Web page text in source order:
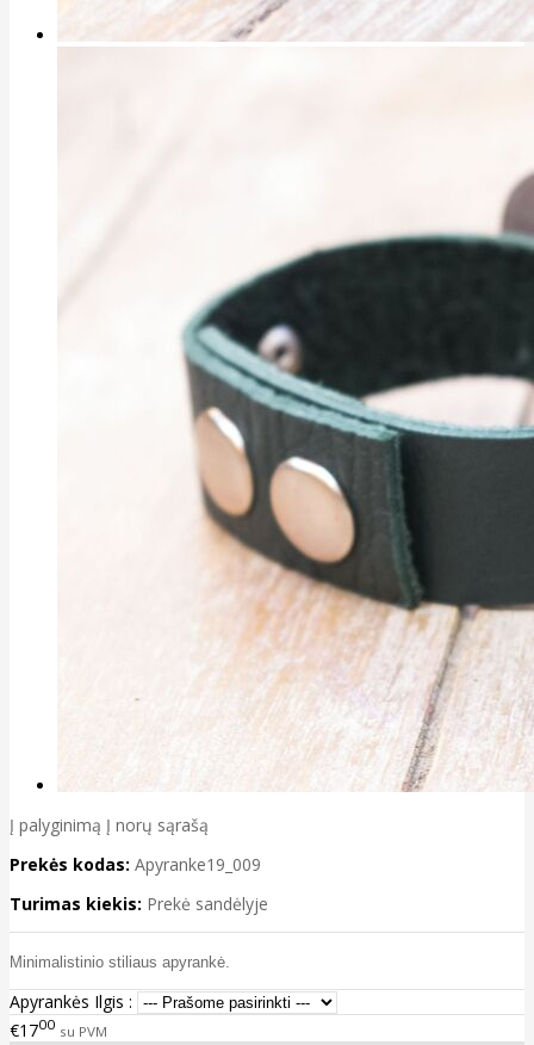
Į palyginimą Į norų sąrašą
Prekės kodas: Apyranke19_009
Turimas kiekis: Prekė sandėlyje
Minimalistinio stiliaus apyrankė.
Apyrankės Ilgis :
€1700 su PVM